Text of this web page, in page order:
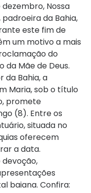
Nossa
da Bahia,
este fim de
um motivo a mais
do
da Mãe de Deus.
da Bahia, a
Maria, sob o título
promete
(8). Entre os
situada no
oferecem
a data.
baiana. Confira: